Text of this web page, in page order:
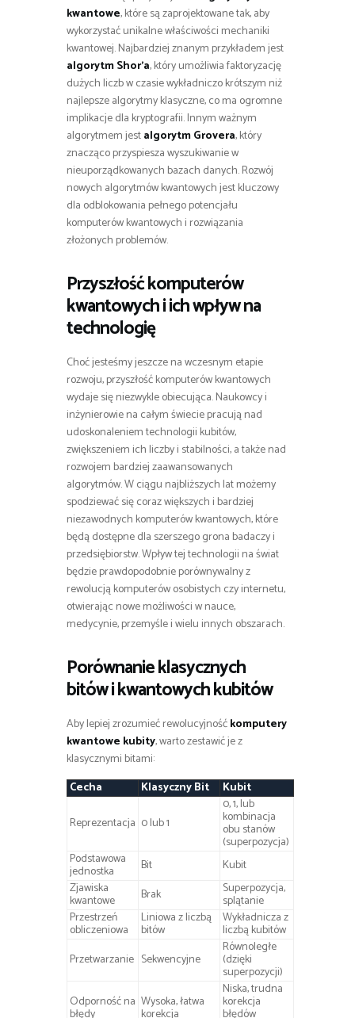
kwantowe, które są zaprojektowane tak, aby
wykorzystać unikalne właściwości mechaniki
kwantowej. Najbardziej znanym przykładem jest
algorytm Shor’a, który umożliwia faktoryzację
dużych liczb w czasie wykładniczo krótszym niż
najlepsze algorytmy klasyczne, co ma ogromne
implikacje dla kryptografii. Innym ważnym
algorytmem jestalgorytm Grovera, który
znacząco przyspiesza wyszukiwanie w
nieuporządkowanych bazach danych. Rozwój
nowych algorytmów kwantowych jest kluczowy
dla odblokowania pełnego potencjału
komputerów kwantowych i rozwiązania
złożonych problemów.
Przyszłość komputerów
kwantowych i ich wpływ na
technologię
Choć jesteśmy jeszcze na wczesnym etapie
rozwoju, przyszłość komputerów kwantowych
wydaje się niezwykle obiecująca. Naukowcy i
inżynierowie na całym świecie pracują nad
udoskonaleniem technologii kubitów,
zwiększeniem ich liczby i stabilności, a także nad
rozwojem bardziej zaawansowanych
algorytmów. W ciągu najbliższych lat możemy
spodziewać się coraz większych i bardziej
niezawodnych komputerów kwantowych, które
będą dostępne dla szerszego grona badaczy i
przedsiębiorstw. Wpływ tej technologii na świat
będzie prawdopodobnie porównywalny z
rewolucją komputerów osobistych czy internetu,
otwierając nowe możliwości w nauce,
medycynie, przemyśle i wielu innych obszarach.
Porównanie klasycznych
bitów i kwantowych kubitów
Aby lepiej zrozumieć rewolucyjnośćkomputery
kwantowe kubity, warto zestawić je z
klasycznymi bitami:
Cecha
Klasyczny Bit
Kubit
Reprezentacja 0 lub 1
0, 1, lub
kombinacja
obu stanów
(superpozycja)
Podstawowa
jednostka Bit
Kubit
Zjawiska
kwantowe Brak Superpozycja,
splątanie
Przestrzeń
obliczeniowa
Liniowa z liczbą
bitów
Wykładnicza z
liczbą kubitów
Przetwarzanie Sekwencyjne
Równoległe
(dzięki
superpozycji)
Odporność na
błędy
Wysoka, łatwa
korekcja
Niska, trudna
korekcja
błędów